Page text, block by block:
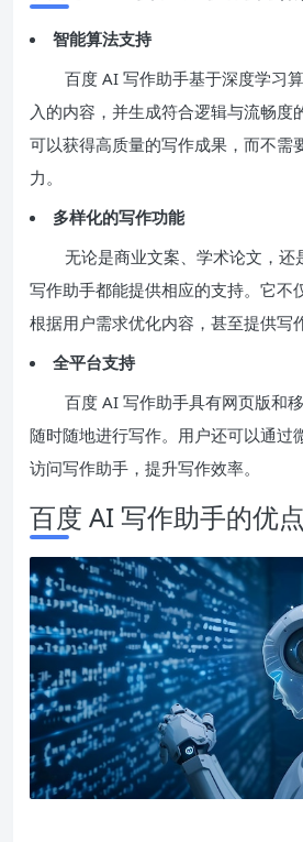
智能算法支持
百度 AI 写作助手基于深度学习
入的内容，并生成符合逻辑与流畅度
可以获得高质量的写作成果，而不需
力。
多样化的写作功能
无论是商业文案、学术论文，还
写作助手都能提供相应的支持。它不
根据用户需求优化内容，甚至提供写作
全平台支持
百度 AI 写作助手具有网页版和
随时随地进行写作。用户还可以通过
访问写作助手，提升写作效率。
百度 AI 写作助手的优点